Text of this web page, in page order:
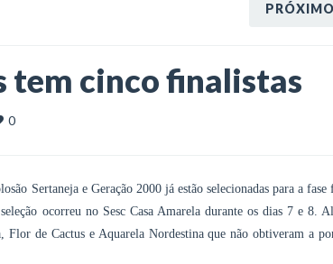
PRÓXIMO
tem cinco finalistas
0
Sertaneja e Geração 2000 já estão selecionadas para a
ocorreu no Sesc Casa Amarela durante os dias 7 e 8.
de Cactus e Aquarela Nordestina que não obtiveram a